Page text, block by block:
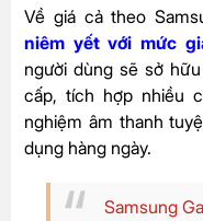
Về giá cả theo
niêm yết với mức
người dùng sẽ sở
cấp, tích hợp nhiều
nghiệm âm thanh
dụng hàng ngày.
Samsung